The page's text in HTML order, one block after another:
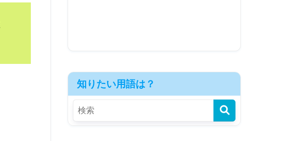
知りたい用語は？